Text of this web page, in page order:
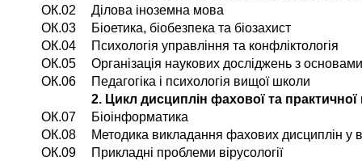
ОК.02
Ділова іноземна мова
ОК.03
Біоетика, біобезпека та біозахист
ОК.04
Психологія управління та конфліктологія
ОК.05
Організація наукових досліджень з основами
ОК.06
Педагогіка і психологія вищої школи
2. Цикл дисциплін фахової та практичної
ОК.07
Біоінформатика
ОК.08
Методика викладання фахових дисциплін у
ОК.09
Прикладні проблеми вірусології